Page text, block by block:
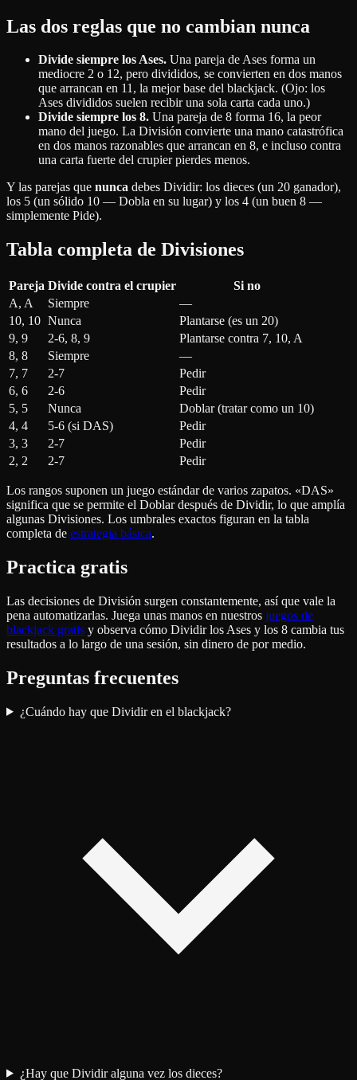
Las dos reglas que no cambian nunca
Divide siempre los Ases. Una pareja de Ases forma un
mediocre 2 o 12, pero divididos, se convierten en dos manos
que arrancan en 11, la mejor base del blackjack. (Ojo: los
Ases divididos suelen recibir una sola carta cada uno.)
Divide siempre los 8. Una pareja de 8 forma 16, la peor
mano del juego. La División convierte una mano catastrófica
en dos manos razonables que arrancan en 8, e incluso contra
una carta fuerte del crupier pierdes menos.
Y las parejas que nunca debes Dividir: los dieces (un 20 ganador),
los 5 (un sólido 10 — Dobla en su lugar) y los 4 (un buen 8 —
simplemente Pide).
Tabla completa de Divisiones
Pareja Divide contra el crupier
Si no
A, A
Siempre
—
10, 10 Nunca
Plantarse (es un 20)
9, 9
2-6, 8, 9
Plantarse contra 7, 10, A
8, 8
Siempre
—
7, 7
2-7
Pedir
6, 6
2-6
Pedir
5, 5
Nunca
Doblar (tratar como un 10)
4, 4
5-6 (si DAS)
Pedir
3, 3
2-7
Pedir
2, 2
2-7 Pedir
Los rangos suponen un juego estándar de varios zapatos. «DAS»
significa que se permite el Doblar después de Dividir, lo que amplía
algunas Divisiones. Los umbrales exactos figuran en la tabla
completa de estrategia básica.
Practica gratis
Las decisiones de División surgen constantemente, así que vale la
pena automatizarlas. Juega unas manos en nuestros juegos de
blackjack gratis y observa cómo Dividir los Ases y los 8 cambia tus
resultados a lo largo de una sesión, sin dinero de por medio.
Preguntas frecuentes
¿Cuándo hay que Dividir en el blackjack?
¿Hay que Dividir alguna vez los dieces?